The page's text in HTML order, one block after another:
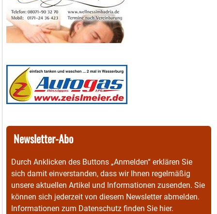
Newsletter-Abo
Durch Anklicken des Buttons „Anmelden“ erklären Sie
sich damit einverstanden, dass wir Ihnen regelmäßig
unsere aktuellen Artikel und Informationen zusenden. Sie
können sich jederzeit von diesem Newsletter abmelden.
Informationen zum Datenschutz finden Sie hier.